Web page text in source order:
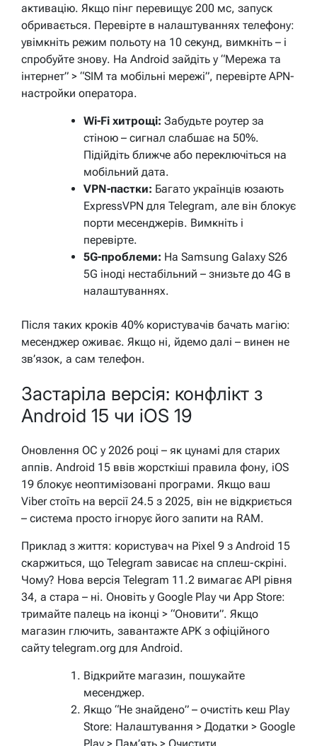
активацію. Якщо пінг перевищує 200 мс, запуск
обривається. Перевірте в налаштуваннях телефону:
увімкніть режим польоту на 10 секунд, вимкніть – і
спробуйте знову. На Android зайдіть у “Мережа та
інтернет” > “SIM та мобільні мережі”, перевірте APN-
настройки оператора.
Wi-Fi хитрощі: Забудьте роутер за
стіною – сигнал слабшає на 50%.
Підійдіть ближче або переключіться на
мобільний дата.
VPN-пастки: Багато українців юзають
ExpressVPN для Telegram, але він блокує
порти месенджерів. Вимкніть і
перевірте.
5G-проблеми: На Samsung Galaxy S26
5G іноді нестабільний – знизьте до 4G в
налаштуваннях.
Після таких кроків 40% користувачів бачать магію:
месенджер оживає. Якщо ні, йдемо далі – винен не
зв’язок, а сам телефон.
Застаріла версія: конфлікт з
Android 15 чи iOS 19
Оновлення ОС у 2026 році – як цунамі для старих
аппів. Android 15 ввів жорсткіші правила фону, iOS
19 блокує неоптимізовані програми. Якщо ваш
Viber стоїть на версії 24.5 з 2025, він не відкриється
– система просто ігнорує його запити на RAM.
Приклад з життя: користувач на Pixel 9 з Android 15
скаржиться, що Telegram зависає на сплеш-скріні.
Чому? Нова версія Telegram 11.2 вимагає API рівня
34, а стара – ні. Оновіть у Google Play чи App Store:
тримайте палець на іконці > “Оновити”. Якщо
магазин глючить, завантажте APK з офіційного
сайту telegram.org для Android.
Відкрийте магазин, пошукайте
месенджер.
Якщо “Не знайдено” – очистіть кеш Play
Store: Налаштування > Додатки > Google